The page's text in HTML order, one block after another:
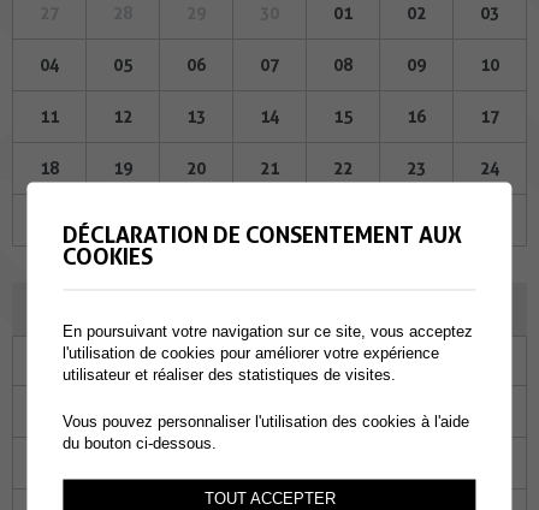
01 02 03
04 05 06 07 08 09 10
11 12 13 14 15 16 17
18 19 20 21 22 23 24
Ma Me Je Ve Sa
04 05 06
DÉCLARATION DE CONSENTEMENT AUX
COOKIES
En poursuivant votre navigation sur ce site, vous acceptez
l'utilisation de cookies pour améliorer votre expérience
utilisateur et réaliser des statistiques de visites.
Vous pouvez personnaliser l'utilisation des cookies à l'aide
du bouton ci-dessous.
TOUT ACCEPTER